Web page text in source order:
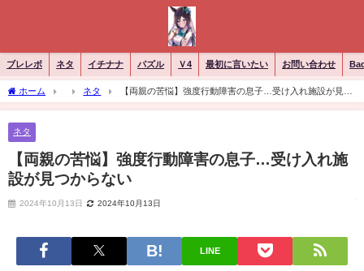
ブレレボ ネタ イチナナ パズル Ｖ4 最初に言いたい お問い合わせ
ホーム ネタ
【両親の苦悩】強度行動障害の息子…受け入れ施設が見つ
からない
ネタ
【両親の苦悩】強度行動障害の息子…受け入れ施
設が見つからない
2024年10月13日 2024年10月13日
LINE